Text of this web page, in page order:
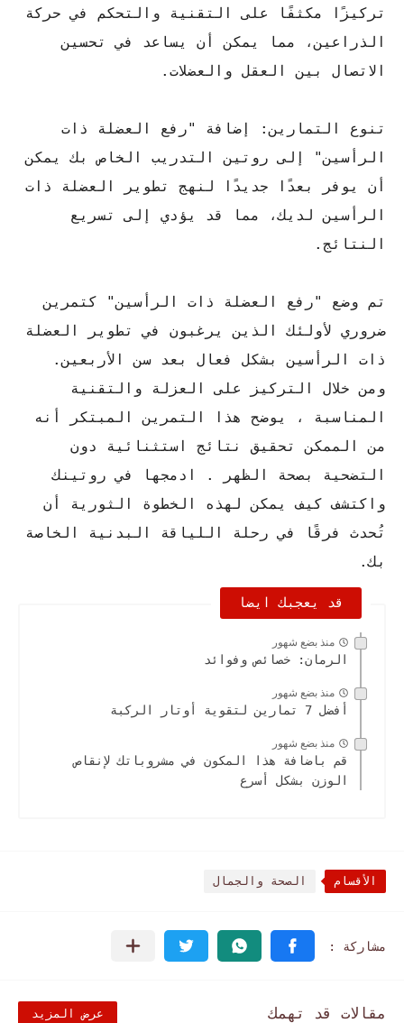
تركيزًا مكثفًا على التقنية والتحكم في حركة
الذراعين، مما يمكن أن يساعد في تحسين
الاتصال بين العقل والعضلات.
تنوع التمارين: إضافة "رفع العضلة ذات
الرأسين" إلى روتين التدريب الخاص بك يمكن
أن يوفر بعدًا جديدًا لنهج تطوير العضلة ذات
الرأسين لديك، مما قد يؤدي إلى تسريع
النتائج.
تم وضع "رفع العضلة ذات الرأسين" كتمرين
ضروري لأولئك الذين يرغبون في تطوير العضلة
ذات الرأسين بشكل فعال بعد سن الأربعين.
ومن خلال التركيز على العزلة والتقنية
المناسبة ، يوضح هذا التمرين المبتكر أنه
من الممكن تحقيق نتائج استثنائية دون
التضحية بصحة الظهر . ادمجها في روتينك
واكتشف كيف يمكن لهذه الخطوة الثورية أن
تُحدث فرقًا في رحلة اللياقة البدنية الخاصة
بك.
قد يعجبك ايضا
منذ بضع شهور
الرمان: خصائص وفوائد
منذ بضع شهور
أفضل 7 تمارين لتقوية أوتار الركبة
منذ بضع شهور
قم باضافة هذا المكون في مشروباتك لإنقاص
الوزن بشكل أسرع
الأقسام الصحة والجمال
مقالات قد تهمك عرض المزيد